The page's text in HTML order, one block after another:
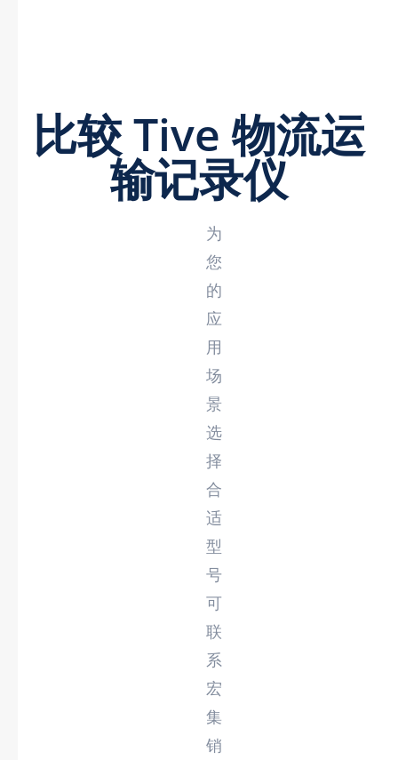
比较 Tive 物流运
输记录仪
为
您
的
应
用
场
景
选
择
合
适
型
号
可
联
系
宏
集
销